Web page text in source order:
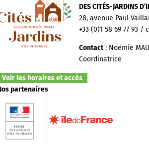
DES CITÉS-JARDINS
28, avenue Paul
+33 (0)1 58 69 77 93
Contact: Noëmie
Coordinatrice
Voir les horaires et accès
partenaires